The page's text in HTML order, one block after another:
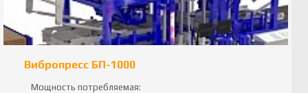
Вибропресс БП-1000
Мощность потребляемая: